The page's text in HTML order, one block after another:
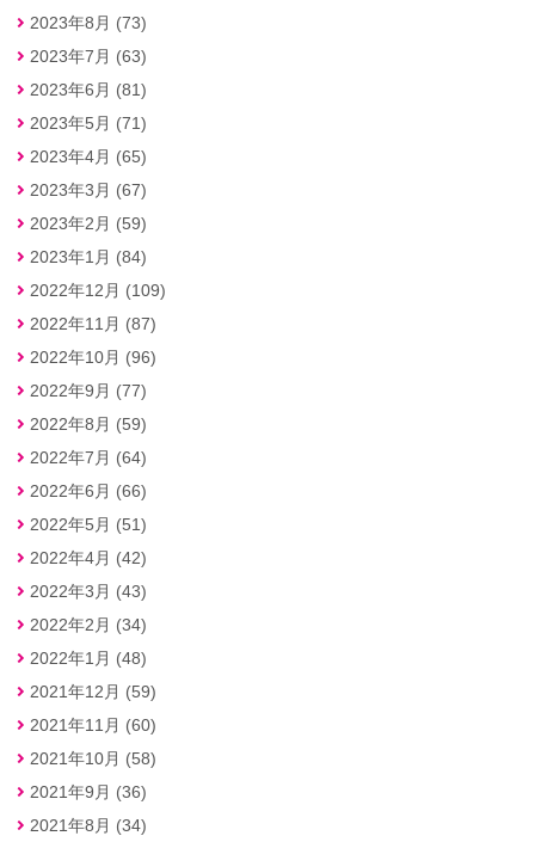
2023年8月 (73)
2023年7月 (63)
2023年6月 (81)
2023年5月 (71)
2023年4月 (65)
2023年3月 (67)
2023年2月 (59)
2023年1月 (84)
2022年12月 (109)
2022年11月 (87)
2022年10月 (96)
2022年9月 (77)
2022年8月 (59)
2022年7月 (64)
2022年6月 (66)
2022年5月 (51)
2022年4月 (42)
2022年3月 (43)
2022年2月 (34)
2022年1月 (48)
2021年12月 (59)
2021年11月 (60)
2021年10月 (58)
2021年9月 (36)
2021年8月 (34)